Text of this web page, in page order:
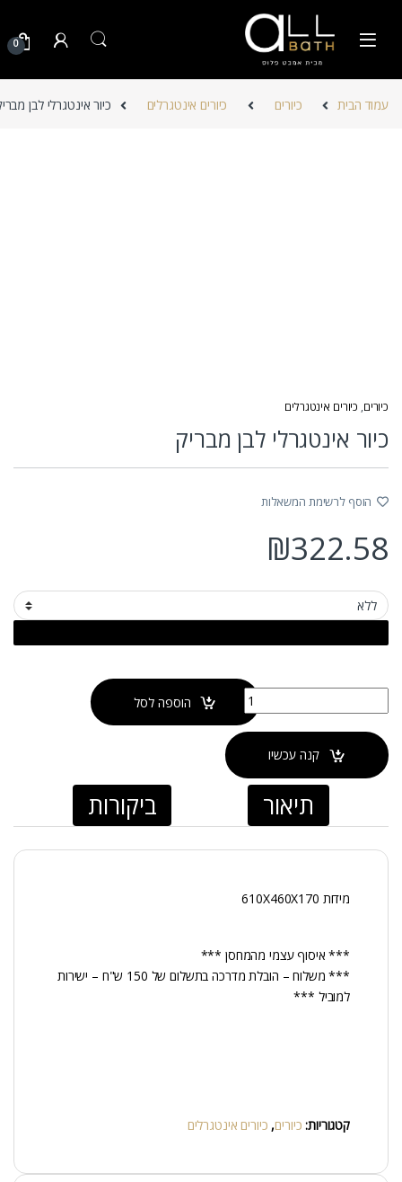
0
עמוד הבית כיורים כיורים אינטגרלים כיור אינטגרלי לבן
כיורים, כיורים אינטגרלים
כיור אינטגרלי לבן מבריק
הוסף לרשימת המשאלות
₪322.58
כמות של כיור אינטגרלי לבן מבריק הוספה לסל
קנה עכשיו
תיאור ביקורות
מידות 610X460X170
*** איסוף עצמי מהמחסן ***
*** משלוח – הובלת מדרכה בתשלום של 150 ש"ח – ישירות
למוביל ***
קטגוריות: כיורים, כיורים אינטגרלים